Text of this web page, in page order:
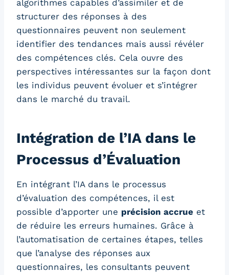
algorithmes capables d’assimiler et de
structurer des réponses à des
questionnaires peuvent non seulement
identifier des tendances mais aussi révéler
des compétences clés. Cela ouvre des
perspectives intéressantes sur la façon dont
les individus peuvent évoluer et s’intégrer
dans le marché du travail.
Intégration de l’IA dans le
Processus d’Évaluation
En intégrant l’IA dans le processus
d’évaluation des compétences, il est
possible d’apporter une précision accrue et
de réduire les erreurs humaines. Grâce à
l’automatisation de certaines étapes, telles
que l’analyse des réponses aux
questionnaires, les consultants peuvent